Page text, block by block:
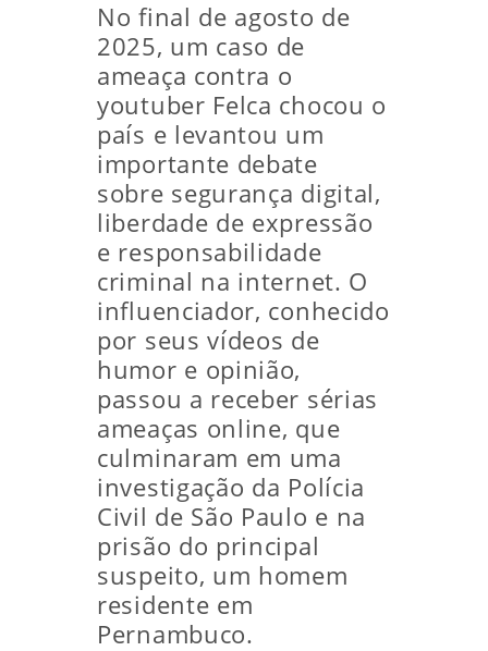
No final de agosto de
2025, um caso de
ameaça contra o
youtuber Felca chocou o
país e levantou um
importante debate
sobre segurança digital,
liberdade de expressão
e responsabilidade
criminal na internet. O
influenciador, conhecido
por seus vídeos de
humor e opinião,
passou a receber sérias
ameaças online, que
culminaram em uma
investigação da Polícia
Civil de São Paulo e na
prisão do principal
suspeito, um homem
residente em
Pernambuco.